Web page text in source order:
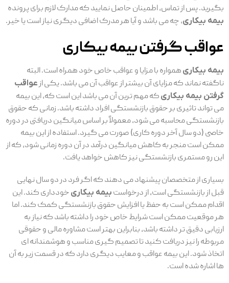
بگیرید. پس از تماس، اطمینان حاصل نمایید که مدارک لازم برای پرونده
بیمه بیکاری، چه می ‌باشد و آیا هر مدرک اضافی دیگری نیاز است یا خیر.
عواقب گرفتن بیمه بیکاری
بیمه بیکاری همواره با مزایا و عواقب خاص خود همراه است. البته
ناگفته نماند که مزایای آن بیشتر از عواقب آن می باشد. یکی ازعواقب
گرفتن بیمه بیکاری که مهم ترین آن می باشد این است که، این بیمه
می ‌تواند تاثیری بر حقوق بازنشستگی افراد داشته باشد. زمانی که حقوق
بازنشستگی محاسبه می‌ شود، معمولاً بر اساس میانگین دریافتی در دوره
خاصی (دو سال آخر دوره کاری) صورت می ‌گیرد. استفاده از این بیمه
ممکن است منجر به کاهش میانگین درآمد در آن دوره زمانی شود، که از
این رو مستمری بازنشستگی نیز کاهش خواهد یافت.
بسیاری از متخصصان پیشنهاد می ‌دهند که اگر فرد در دو سال نهایی
قبل از بازنشستگی است، از درخواست بیمه بیکاری خودداری کند. این
اقدام ممکن است به حفظ یا افزایش حقوق بازنشستگی کمک کند. اما
هر موقعیت ممکن است شرایط خاص خود را داشته باشد که نیاز به
ارزیابی دقیق ‌تر داشته باشد، بنابراین بهتر است مشاوره مالی و حقوقی
مربوطه را نیز دریافت کنید تا تصمیم‌ گیری مناسب و هوشمندانه ‌ای
اتخاذ شود. این بیمه عواقب و معایب دیگری دارد که در قسمت زیر به آن
ها اشاره شده است.